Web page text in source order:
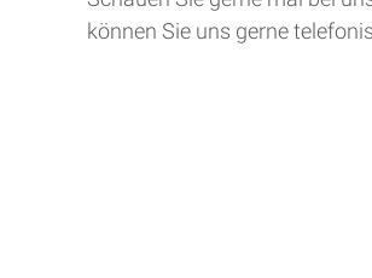
können Sie uns gerne